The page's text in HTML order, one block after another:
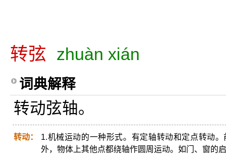
转弦 zhuàn xián
词典解释
转动弦轴。
转动：
1.机械运动的一种形式。有定轴转动和定点转动
外，物体上其他点都绕轴作圆周运动。如门、窗的